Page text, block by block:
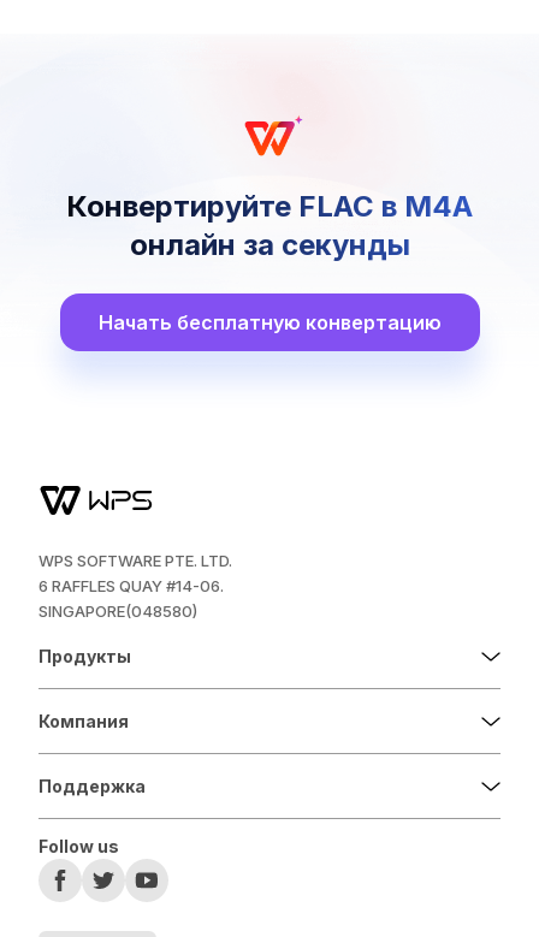
Конвертируйте FLAC в M4A
онлайн за секунды
Начать бесплатную конвертацию
WPS SOFTWARE PTE. LTD.
6 RAFFLES QUAY #14-06.
SINGAPORE(048580)
Продукты
Компания
Поддержка
Follow us